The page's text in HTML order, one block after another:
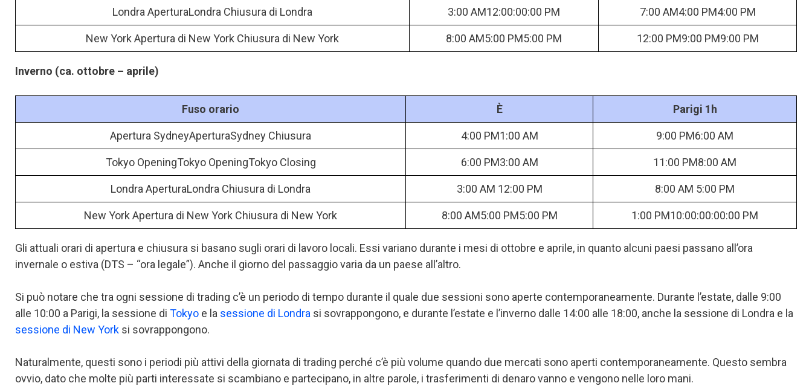
Londra AperturaLondra Chiusura di Londra 3:00 AM12:00:00:00 PM 7:00 AM4:00 PM4:00 PM
New York Apertura di New York Chiusura di New York 8:00 AM5:00 PM5:00 PM 12:00 PM9:00 PM9:00 PM
Inverno (ca. ottobre – aprile)
Fuso orario È Parigi 1h
Apertura SydneyAperturaSydney Chiusura 4:00 PM1:00 AM 9:00 PM6:00 AM
Tokyo OpeningTokyo OpeningTokyo Closing 6:00 PM3:00 AM 11:00 PM8:00 AM
Londra AperturaLondra Chiusura di Londra 3:00 AM 12:00 PM 8:00 AM 5:00 PM
New York Apertura di New York Chiusura di New York 8:00 AM5:00 PM5:00 PM 1:00 PM10:00:00:00:00 PM
Gli attuali orari di apertura e chiusura si basano sugli orari di lavoro locali. Essi variano durante i mesi di ottobre e aprile, in quanto alcuni paesi passano all’ora
invernale o estiva (DTS – “ora legale”). Anche il giorno del passaggio varia da un paese all’altro.
Si può notare che tra ogni sessione di trading c’è un periodo di tempo durante il quale due sessioni sono aperte contemporaneamente. Durante l’estate, dalle 9:00
alle 10:00 a Parigi, la sessione di Tokyo e la sessione di Londra si sovrappongono, e durante l’estate e l’inverno dalle 14:00 alle 18:00, anche la sessione di Londra e la
sessione di New York si sovrappongono.
Naturalmente, questi sono i periodi più attivi della giornata di trading perché c’è più volume quando due mercati sono aperti contemporaneamente. Questo sembra
ovvio, dato che molte più parti interessate si scambiano e partecipano, in altre parole, i trasferimenti di denaro vanno e vengono nelle loro mani.